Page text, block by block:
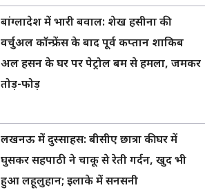
बांग्लादेश में भारी बवाल: शेख हसीना की
वर्चुअल कॉन्फ्रेंस के बाद पूर्व कप्तान शाकिब
अल हसन के घर पर पेट्रोल बम से हमला, जमकर
तोड़-फोड़
लखनऊ में दुस्साहस: बीसीए छात्रा की घर में
घुसकर सहपाठी ने चाकू से रेती गर्दन, खुद भी
हुआ लहूलुहान; इलाके में सनसनी